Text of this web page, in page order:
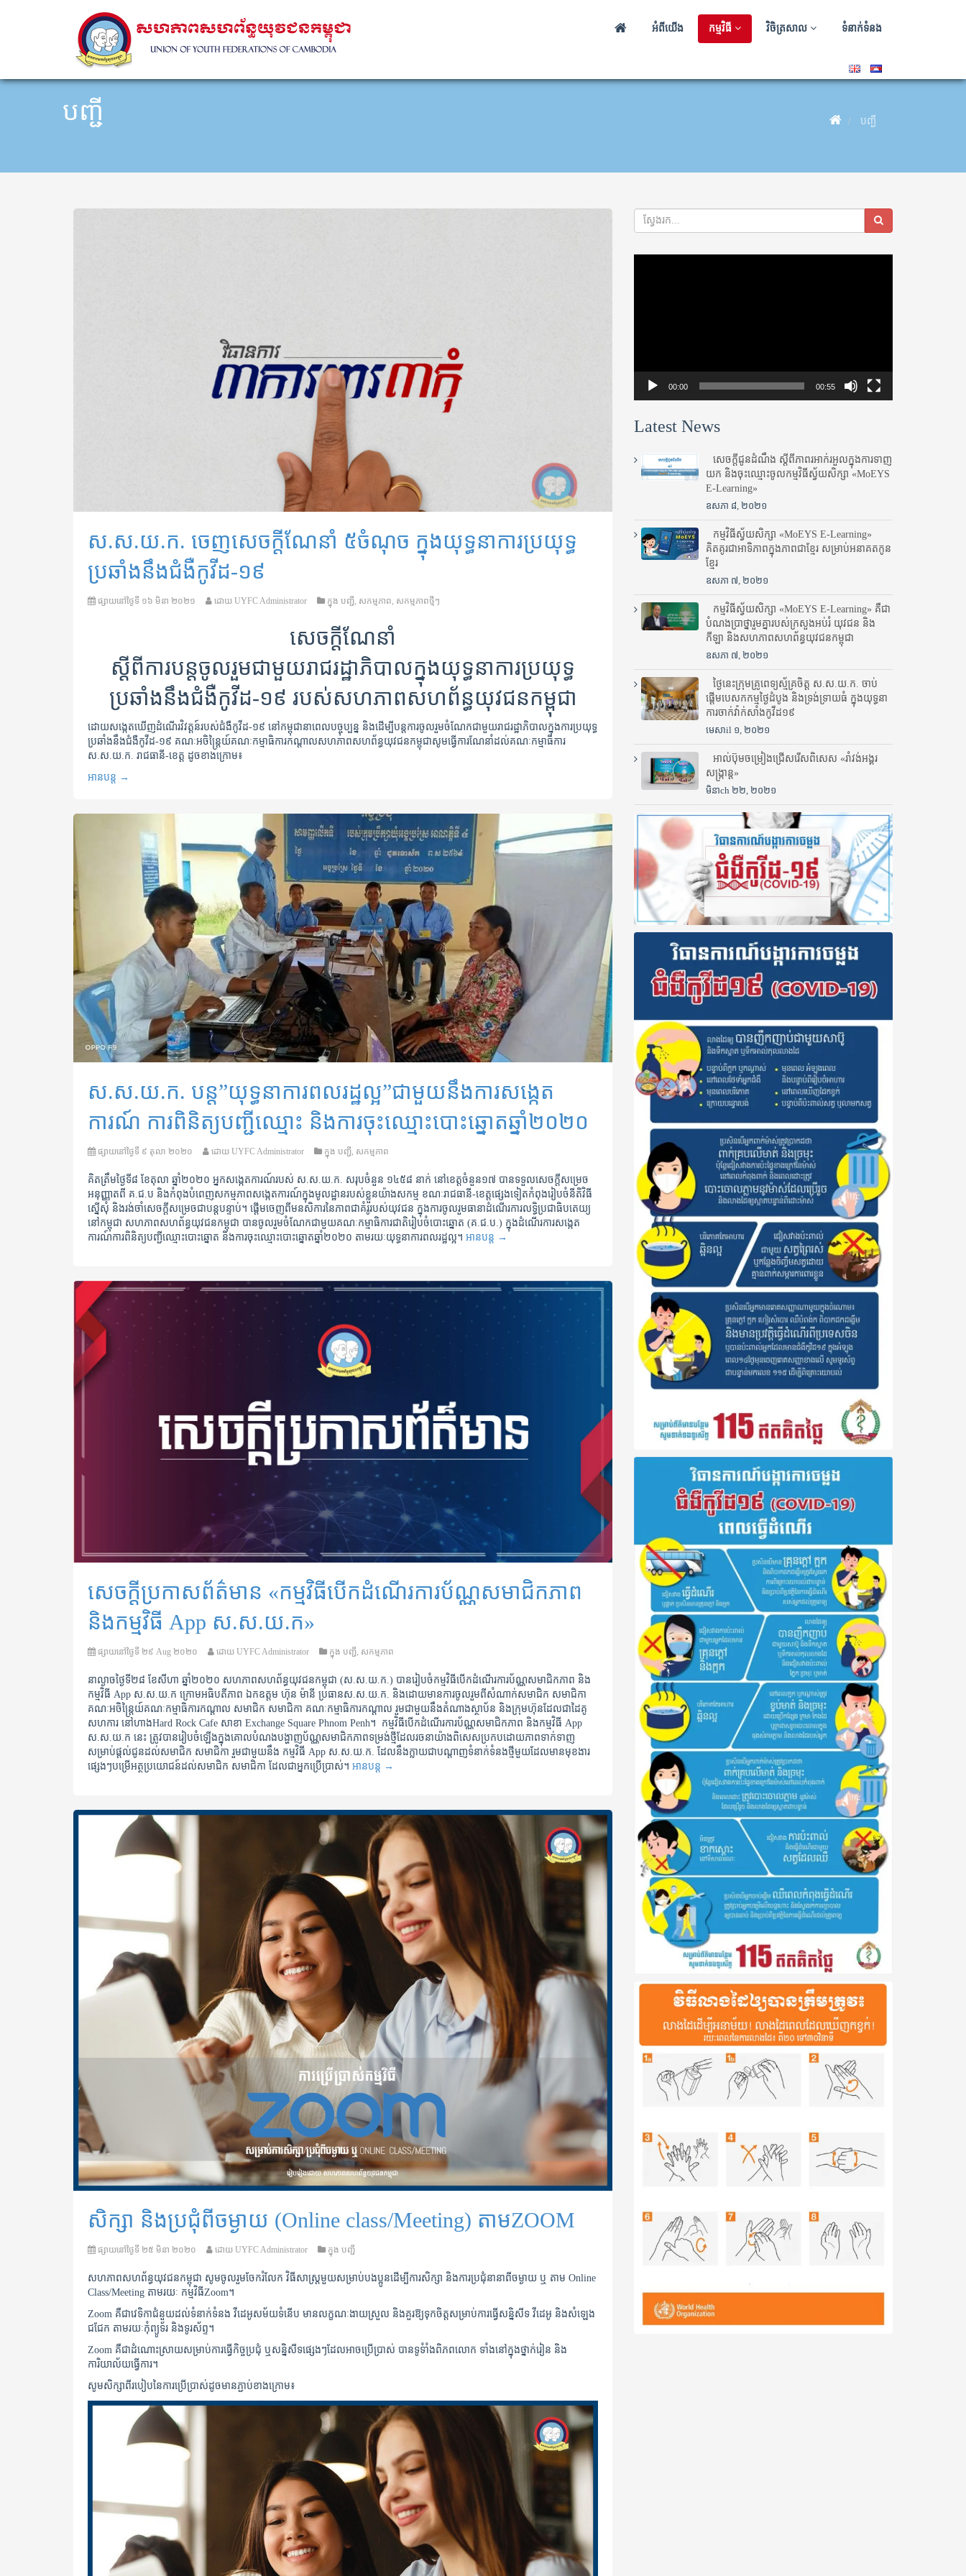
អំពីយើង កម្មវិធី វិចិត្រសាល ទំនាក់ទំនង
បញ្ជី បញ្ជី
ស.ស.យ.ក. ចេញសេចក្តីណែនាំ ៥ចំណុច ក្នុងយុទ្ធនាការប្រយុទ្ធ
ប្រឆាំងនឹងជំងឺកូវីដ-១៩
ផ្សាយនៅថ្ងៃទី ១៦ មិនា ២០២១ ដោយ UYFC Administrator ក្នុង បញ្ជី, សកម្មភាព, សកម្មភាពថ្មីៗ
សេចក្ដីណែនាំ
ស្ដីពីការបន្តចូលរួមជាមួយរាជរដ្ឋាភិបាលក្នុងយុទ្ធនាការប្រយុទ្ធ
ប្រឆាំងនឹងជំងឺកូវីដ-១៩ របស់សហភាពសហព័ន្ធយុវជនកម្ពុជា
ដោយសង្កេតឃើញដំណើរវិវត្តន៍របស់ជំងឺកូវីដ-១៩ នៅកម្ពុជានាពេលបច្ចុប្បន្ន និងដើម្បីបន្តការចូលរួមចំណែកជាមួយរាជរដ្ឋាភិបាលក្នុងការប្រយុទ្ធ
ប្រឆាំងនឹងជំងឺកូវីដ-១៩ គណៈអចិន្រ្តៃយ៍គណៈកម្មាធិការកណ្ដាលសហភាពសហព័ន្ធ​យុវជនកម្ពុជាសូមធ្វើការណែនាំដល់គណៈកម្មាធិការ
ស.ស.យ.ក. រាជធានី-ខេត្ត ដូចខាងក្រោម៖
អានបន្ត →
ស.ស.យ.ក. បន្ត”យុទ្ធនាការពលរដ្ឋល្អ”​ជាមួយនឹងការសង្កេត
ការណ៍ ការពិនិត្យបញ្ជីឈ្មោះ និងការចុះឈ្មោះបោះឆ្នោតឆ្នាំ២០២០
ផ្សាយនៅថ្ងៃទី ៩ តុលា ២០២០ ដោយ UYFC Administrator ក្នុង បញ្ជី, សកម្មភាព
គិតត្រឹមថ្ងៃទី៨ ខែតុលា ឆ្នាំ២០២០ អ្នកសង្កេតការណ៍របស់ ស.ស.យ.ក. សរុបចំនួន ១៤៥៨ នាក់ នៅខេត្តចំនួន១៧ បានទទួលសេចក្តីសម្រេច
អនុញ្ញាតពី គ.ជ.ប និងកំពុងបំពេញសកម្មភាពសង្កេតការណ៍ក្នុងមូលដ្ឋានរបស់ខ្លួនយ៉ាងសកម្ម ខណៈរាជធានី-ខេត្តផ្សេងទៀតកំពុងរៀបចំនីតិវិធី
ស្នើសុំ និងរង់ចាំសេចក្តីសម្រេចជាបន្តបន្ទាប់។​​ ​ផ្តើមចេញពីមនសិការនៃភាពជាគំរូរបស់យុវជន ក្នុងការចូលរួមធានាដំណើរការលទ្ធិប្រជាធិបតេយ្យ
នៅកម្ពុជា សហភាពសហព័ន្ធយុវជនកម្ពុជា បានចូលរួមចំណែកជាមួយគណៈកម្មាធិការជាតិរៀបចំបោះឆ្នោត (គ.ជ.ប.) ក្នុងដំណើរការសង្កេត
ការណ៍ការពិនិត្យបញ្ជីឈ្មោះបោះឆ្នោត និងការចុះឈ្មោះបោះឆ្នោតឆ្នាំ២០២០ តាមរយៈយុទ្ធនាការពលរដ្ឋល្អ។ អានបន្ត →
សេចក្តីប្រកាសព័ត៌មាន «កម្មវិធីបើកដំណើរការប័ណ្ណសមាជិកភាព
និងកម្មវិធី App ស.ស.យ.ក»
ផ្សាយនៅថ្ងៃទី ២៩ Aug ២០២០ ដោយ UYFC Administrator ក្នុង បញ្ជី, សកម្មភាព
នាល្ងាចថ្ងៃទី២៨ ខែសីហា ឆ្នាំ២០២០ សហភាពសហព័ន្ធយុវជនកម្ពុជា (ស.ស.យ.ក.) បានរៀបចំកម្មវិធីបើកដំណើរការប័ណ្ណសមាជិកភាព និង
កម្មវិធី App ស.ស.យ.ក ក្រោមអធិបតីភាព ឯកឧត្តម ហ៊ុន ម៉ានី ប្រធានស.ស.យ.ក. និងដោយមានការចូលរួមពីសំណាក់សមាជិក សមាជិកា
គណៈអចិន្ត្រៃយ៍គណៈកម្មាធិការកណ្តាល សមាជិក សមាជិកា គណៈកម្មាធិការកណ្តាល រួមជាមួយនឹងតំណាងស្ថាប័ន និងក្រុមហ៊ុនដែលជាដៃគូ
សហការ នៅហាងHard Rock Cafe សាខា Exchange Square Phnom Penh។ កម្មវិធីបើកដំណើរការប័ណ្ណសមាជិកភាព និងកម្មវិធី App
ស.ស.យ.ក នេះ ត្រូវបានរៀបចំឡើងក្នុងគោលបំណងបង្ហាញប័ណ្ណសមាជិកភាពទម្រង់ថ្មីដែលរចនាយ៉ាងពិសេសប្រកបដោយភាពទាក់ទាញ
សម្រាប់ផ្តល់ជូនដល់​​​សមាជិក សមាជិកា រួមជាមួយនឹង កម្មវិធី App ស.ស.យ.ក. ដែលនឹងក្លាយជាបណ្តាញទំនាក់ទំនងថ្មីមួយដែលមានមុខងារ
ផ្សេងៗបម្រើអត្ថប្រយោជន៍ដល់សមាជិក សមាជិកា ដែលជាអ្នកប្រើប្រាស់។ អានបន្ត →
សិក្សា​ និងប្រជុំពីចម្ងាយ (Online class/Meeting) តាម​ZOOM
ផ្សាយនៅថ្ងៃទី ២៥ មិនា ២០២០ ដោយ UYFC Administrator ក្នុង បញ្ជី
សហភាពសហព័ន្ធយុវជនកម្ពុជា សូមចូលរួមចែករំលែក វិធីសាស្ត្រមួយសម្រាប់បងប្អូនដើម្បីការសិក្សា និងការប្រជុំនានាពីចម្ងាយ ឬ តាម Online
Class/Meeting តាមរយៈ កម្មវិធីZoom។
Zoom គឺជាវេទិកាជំនួយដល់ទំនាក់ទំនង វីដេអូសម័យទំនើប មានលក្ខណៈងាយស្រួល និងគួរឱ្យទុកចិត្តសម្រាប់ការធ្វើសន្និសីទ វីដេអូ និងសំឡេង
ជជែក តាមរយៈកុំព្យូទ័រ និងទូរស័ព្ទ។
Zoom គឺជាដំណោះស្រាយសម្រាប់ការធ្វើកិច្ចប្រជុំ ឬសន្និសីទផ្សេងៗដែលអាចប្រើប្រាស់ បានទូទំាំងពិភពលោក ទាំងនៅក្នុងថ្នាក់រៀន និង
ការិយាល័យធ្វើការ។
សូមសិក្សាពីរបៀបនៃការប្រើប្រាស់ដូចមានភ្ជាប់ខាងក្រោម៖
00:00 00:55
Latest News
សេចក្តីជូនដំណឹង ស្តី​ពីភាព​រអាក់រអួល​ក្នុងការ​ទាញ​
យក និង​ចុះ​ឈ្មោះ​ចូល​កម្មវិធី​ស្វ័យសិក្សា «MoEYS
E-Learning»
ឧសភា ៨, ២០២១
កម្មវិធីស្វ័យសិក្សា «MoEYS E-Learning»
គិតគូរជាអាទិភាពក្នុងភាពជាខ្មែរ សម្រាប់អនាគតកូន
ខ្មែរ
ឧសភា ៧, ២០២១
កម្មវិធីស្វ័យសិក្សា «MoEYS E-Learning» គឺជា
បំណងប្រាថ្នារួមគ្នារបស់ក្រសួងអប់រំ​ យុវជន និង
កីឡា និងសហភាពសហព័ន្ធយុវជនកម្ពុជា
ឧសភា ៧, ២០២១
ថ្ងៃនេះក្រុមគ្រូពេទ្យស្ម័គ្រចិត្ត ស.ស.យ.ក. ចាប់
ផ្តើមបេសកកម្មថ្ងៃដំបូង និងទ្រង់ទ្រាយធំ ក្នុងយុទ្ធនា
ការចាក់វ៉ាក់សាំងកូវីដ១៩
មេសាil ១, ២០២១
អាល់ប៊ុមចម្រៀងជ្រើសរើសពិសេស «រាំវង់អង្គរ
សង្ក្រាន្ត»
មិនាch ២២, ២០២១